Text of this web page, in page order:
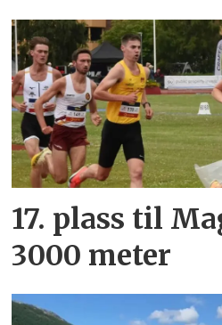
17. plass til
3000 meter